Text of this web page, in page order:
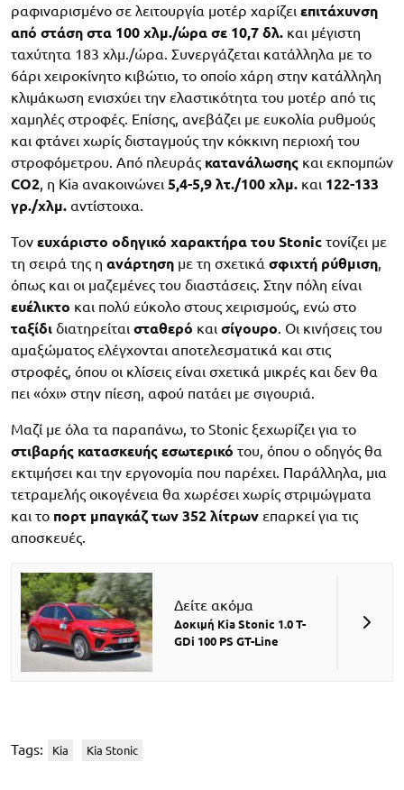
ραφιναρισμένο σε λειτουργία μοτέρ χαρίζει επιτάχυνση
από στάση στα 100 χλμ./ώρα σε 10,7 δλ. και μέγιστη
ταχύτητα 183 χλμ./ώρα. Συνεργάζεται κατάλληλα με το
6άρι χειροκίνητο κιβώτιο, το οποίο χάρη στην κατάλληλη
κλιμάκωση ενισχύει την ελαστικότητα του μοτέρ από τις
χαμηλές στροφές. Επίσης, ανεβάζει με ευκολία ρυθμούς
και φτάνει χωρίς δισταγμούς την κόκκινη περιοχή του
στροφόμετρου. Από πλευράς κατανάλωσης και εκπομπών
CO2, η Kia ανακοινώνει 5,4-5,9 λτ./100 χλμ. και 122-133
γρ./χλμ. αντίστοιχα.
Τον ευχάριστο οδηγικό χαρακτήρα του Stonic τονίζει με
τη σειρά της η ανάρτηση με τη σχετικά σφιχτή ρύθμιση,
όπως και οι μαζεμένες του διαστάσεις. Στην πόλη είναι
ευέλικτο και πολύ εύκολο στους χειρισμούς, ενώ στο
ταξίδι διατηρείται σταθερό και σίγουρο. Οι κινήσεις του
αμαξώματος ελέγχονται αποτελεσματικά και στις
στροφές, όπου οι κλίσεις είναι σχετικά μικρές και δεν θα
πει «όχι» στην πίεση, αφού πατάει με σιγουριά.
Μαζί με όλα τα παραπάνω, το Stonic ξεχωρίζει για το
στιβαρής κατασκευής εσωτερικό του, όπου ο οδηγός θα
εκτιμήσει και την εργονομία που παρέχει. Παράλληλα, μια
τετραμελής οικογένεια θα χωρέσει χωρίς στριμώγματα
και το πορτ μπαγκάζ των 352 λίτρων επαρκεί για τις
αποσκευές.
Δείτε ακόμα
Δοκιμή Kia Stonic 1.0 T-
GDi 100 PS GT-Line
Tags: Kia Kia Stonic